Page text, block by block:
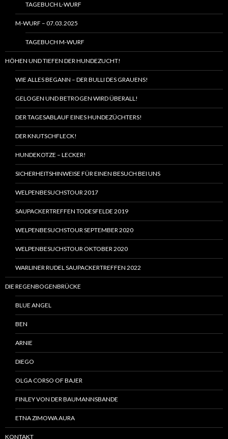
TAGEBUCH L-WURF
M-WURF – 07.03.2025
TAGEBUCH M-WURF
HÖHEN UND TIEFEN DER HUNDEZUCHT!
WIE ALLES BEGANN – DER BULLI DES GRAUENS!
GELOGEN UND BETROGEN WIRD ÜBERALL!
DER TAGESABLAUF EINES HUNDEZÜCHTERS!
DER KNUTSCHFLECK!
HUNDEKOTZE – LECKER!
SICHERHEITSHINWEISE FÜR EINEN BESUCH BEI UNS
WELPENBESUCHSTOUR 2017
SAUPACKERTREFFEN TODESFELDE 2019
WELPENBESUCHSTOUR SEPTEMBER 2020
WELPENBESUCHSTOUR OKTOBER 2020
WARLINER RUDEL SAUPACKERTREFFEN 2022
DIE REGENBOGENBRÜCKE
BLUE ANGEL
BEN
ARNIE
DIEGO
OLGA CORSO OF BAJER
FINLEY VON DER BAUMANNSBANDE
ETNA ZIMOWA AURA
KONTAKT